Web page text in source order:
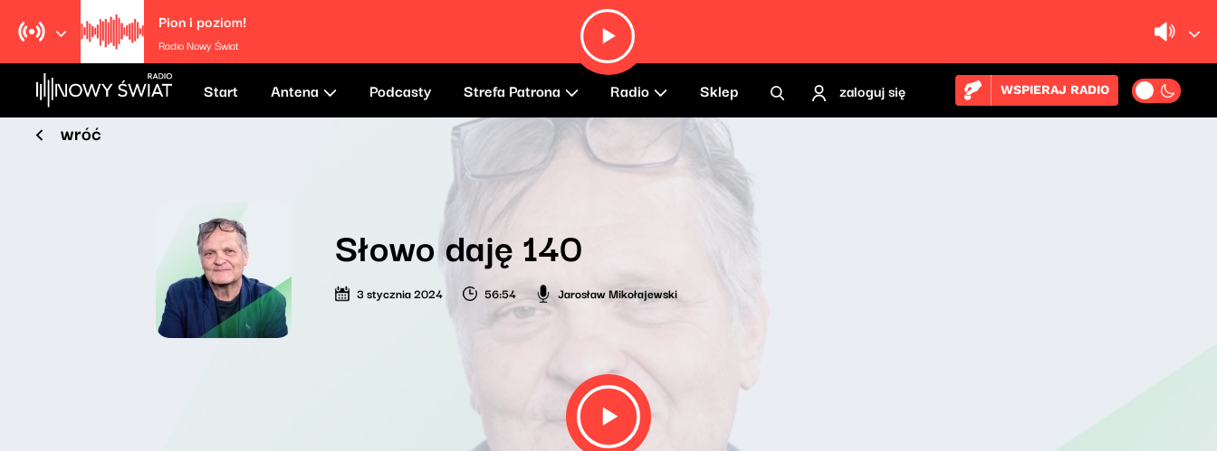
Pion i poziom!
Radio Nowy Świat
Start Antena Podcasty Strefa Patrona Radio Sklep zaloguj się WSPIERAJ RADIO
wróć
Słowo daję 140
3 stycznia 2024 56:54 Jarosław Mikołajewski